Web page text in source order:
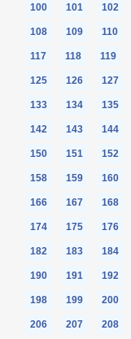
100 101 102
108 109 110
117 118 119
125 126 127
133 134 135
142 143 144
150 151 152
158 159 160
166 167 168
174 175 176
182 183 184
190 191 192
198 199 200
206 207 208